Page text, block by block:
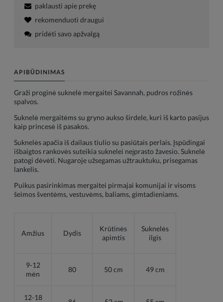
paklausti apie prekę
rekomenduoti draugui
pridėti savo apžvalgą
APIBŪDINIMAS
Graži proginė suknelė mergaitei Savannah, pudros rožinės
spalvos.
Suknelė mergaitėms su gryno aukso širdele, kuri iš karto pasijus
kaip princesė iš pasakos.
Suknelės apačia iš dailaus tiulio su pasiūtais perlais. Įspūdingai
išbaigtos rankovės suteikia suknelei neįprasto žavesio. Suknelė
patogi dėvėti. Nugaroje užsegamas užtrauktuku, prisegamas
lankelis.
Puikus pasirinkimas mergaitei pirmajai komunijai ir visoms
šeimos šventėms, vestuvėms, baliams, gimtadieniams.
Amžius Dydis
Krūtinės
apimtis
Suknelės
ilgis
9-12
mėn
80 50 cm 49 cm
12-18